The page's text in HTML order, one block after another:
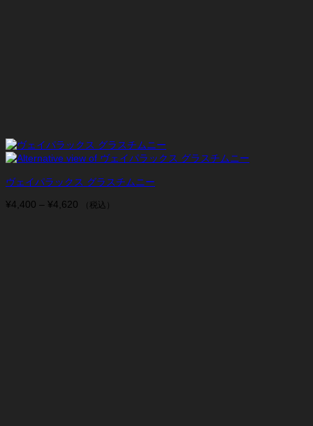
ヴェイパラックス グラスチムニー
¥4,400 – ¥4,620 価（税込）